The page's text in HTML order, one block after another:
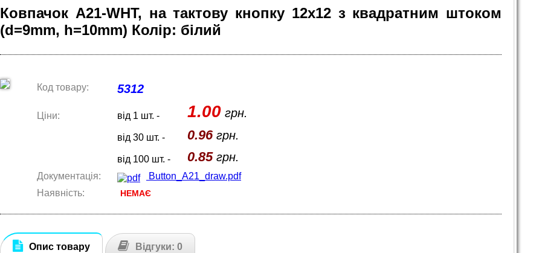
Ковпачок A21-WHT, на тактову кнопку 12х12 з квадратним штоком
(d=9mm, h=10mm) Колір: білий
Код товару: 5312
Ціни: від 1 шт. - 1.00 грн.
від 30 шт. - 0.96грн.
від 100 шт. - 0.85грн.
Документація:
Button_A21_draw.pdf
Наявність:
НЕМАЄ
Опис товару Відгуки: 0